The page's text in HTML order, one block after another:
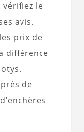
vérifiez le
avis.
prix de
différence
de